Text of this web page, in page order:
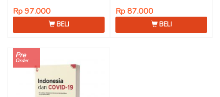
Rp 97.000
BELI
Rp 87.000
BELI
Pre
Order